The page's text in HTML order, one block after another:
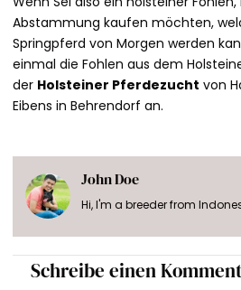
Abstammung kaufen möchten,
Springpferd von Morgen werden
einmal die Fohlen aus dem
der Holsteiner Pferdezucht von
Eibens in Behrendorf an.
John Doe
Hi, I'm a breeder from
Schreibe einen